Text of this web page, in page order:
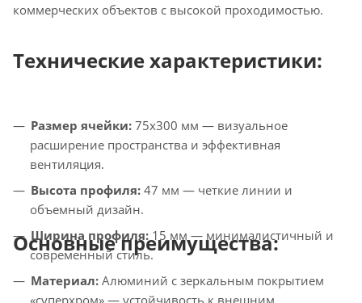
коммерческих объектов с высокой проходимостью.
Технические характеристики:
Размер ячейки: 75x300 мм — визуальное
расширение пространства и эффективная
вентиляция.
Высота профиля: 47 мм — четкие линии и
объемный дизайн.
Ширина профиля: 15 мм — минималистичный и
современный стиль.
Материал: Алюминий с зеркальным покрытием
«суперхром» — устойчивость к внешним
Основные преимущества: